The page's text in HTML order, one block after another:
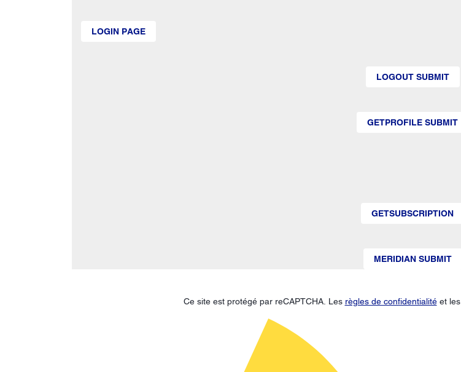
LOGIN PAGE
LOGOUT SUBMIT
GETPROFILE SUBMIT
GETSUBSCRIPTION
MERIDIAN SUBMIT
Ce site est protégé par reCAPTCHA. Les règles de confidentialitéet les